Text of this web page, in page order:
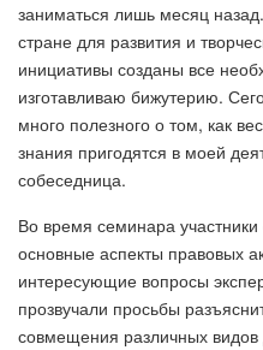
заниматься лишь месяц
стране для развития и
инициативы созданы все
изготавливаю бижутерию.
много полезного о том, как
знания пригодятся в моей
собеседница.
Во время семинара участники
основные аспекты правовых
интересующие вопросы
прозвучали просьбы
совмещения различных видов